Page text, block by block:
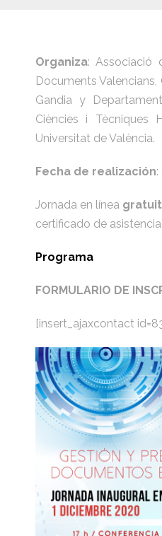
Organiza: Associació
Documents
Gandia y
Ciències i Tècniques
Universitat de València.
Fecha de realización
Jornada en línea
certificado de asistencia.
Programa
FORMULARIO DE
[insert_ajaxcontact